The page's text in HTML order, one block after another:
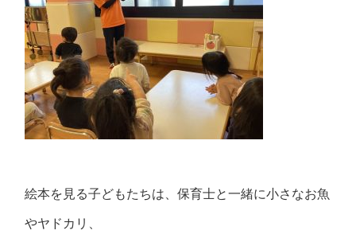
絵本を見る子どもたちは、保育士と一緒に小さなお魚
やヤドカリ、